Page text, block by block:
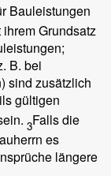
Bauleistungen
Grundsatz
B. bei
sind zusätzlich
gültigen
3Falls die
es
längere